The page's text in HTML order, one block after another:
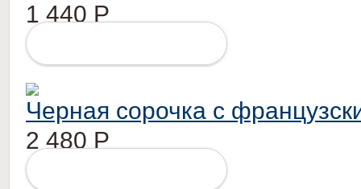
1 440 Р
Черная сорочка с
2 480 Р